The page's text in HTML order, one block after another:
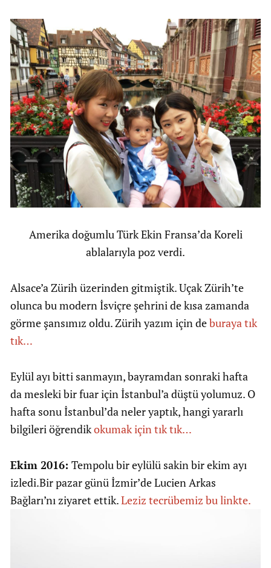
Amerika doğumlu Türk Ekin Fransa’da Koreli
ablalarıyla poz verdi.
Alsace’a Zürih üzerinden gitmiştik. Uçak Zürih’te
olunca bu modern İsviçre şehrini de kısa zamanda
görme şansımız oldu. Zürih yazım için deburaya tık
tık…
Eylül ayı bitti sanmayın, bayramdan sonraki hafta
da mesleki bir fuar için İstanbul’a düştü yolumuz. O
hafta sonu İstanbul’da neler yaptık, hangi yararlı
bilgileri öğrendikokumak için tık tık…
Ekim 2016: Tempolu bir eylülü sakin bir ekim ayı
izledi.Bir pazar günü İzmir’de Lucien Arkas
Bağları’nı ziyaret ettik.Leziz tecrübemiz bu linkte.